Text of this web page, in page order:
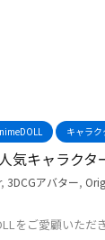
キャラ
気キャラクタ
, 3DCGアバター,
をご愛顧いた